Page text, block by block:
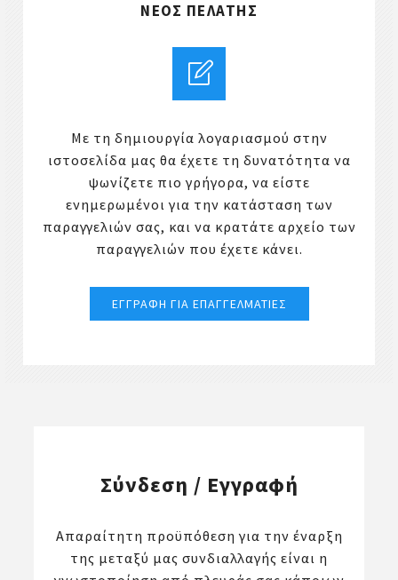
ΝΈΟΣ ΠΕΛΆΤΗΣ
Με τη δημιουργία λογαριασμού στην
ιστοσελίδα μας θα έχετε τη δυνατότητα να
ψωνίζετε πιο γρήγορα, να είστε
ενημερωμένοι για την κατάσταση των
παραγγελιών σας, και να κρατάτε αρχείο των
παραγγελιών που έχετε κάνει.
Σύνδεση / Εγγραφή
Απαραίτητη προϋπόθεση για την έναρξη
της μεταξύ μας συνδιαλλαγής είναι η